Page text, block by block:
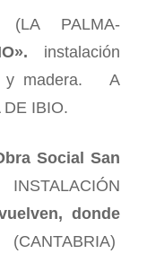
(LA PALMA-
instalación
y madera. A
IBIO.
Social San
donde